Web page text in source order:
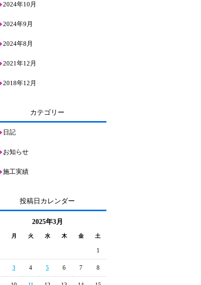
2024年10月
2024年9月
2024年8月
2021年12月
2018年12月
カテゴリー
日記
お知らせ
施工実績
投稿日カレンダー
2025年3月
月 火 水 木 金 土
1
3 4 5 6 7 8